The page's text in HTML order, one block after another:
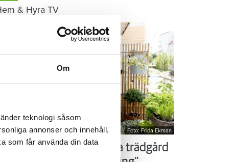
Om
teknologi såsom
annonser och innehåll,
som får använda din data
& Hyra TV
Foto: Frida Ekman
som Susanne – ordna trädgård